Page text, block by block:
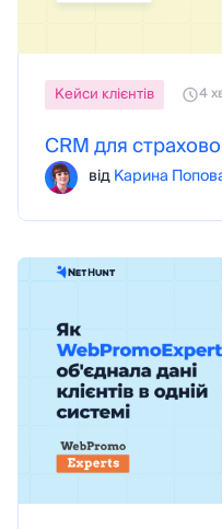
Кейси клієнтів 4
CRM для
відКарина